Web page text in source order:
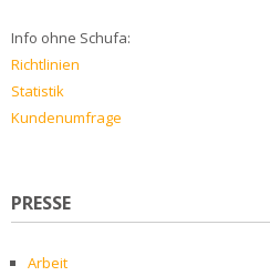
Info ohne Schufa:
Richtlinien
Statistik
Kundenumfrage
PRESSE
Arbeit